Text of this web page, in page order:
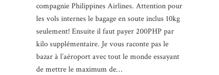
compagnie Philippines Airlines. Attention pour
les vols internes le bagage en soute inclus 10kg
seulement! Ensuite il faut payer 200PHP par
kilo supplémentaire. Je vous raconte pas le
bazar à l’aéroport avec tout le monde essayant
de mettre le maximum de…